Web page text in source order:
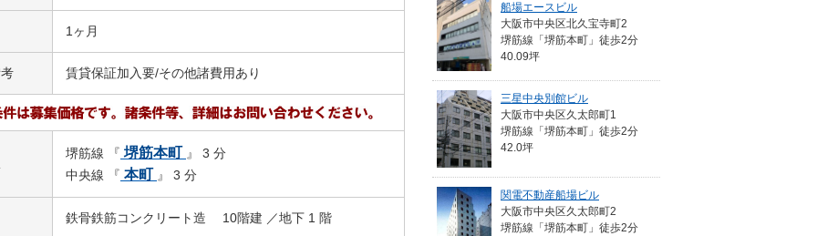
1ヶ月
賃貸保証加入要/その他諸費用あり
堺筋線 『 堺筋本町 』 3 分
中央線 『 本町 』 3 分
鉄骨鉄筋コンクリート造 10階建 ／地下 1 階
船場エースビル
大阪市中央区北久宝寺町2
堺筋線「堺筋本町」徒歩2分
40.09坪
三星中央別館ビル
大阪市中央区久太郎町1
堺筋線「堺筋本町」徒歩2分
42.0坪
関電不動産船場ビル
大阪市中央区久太郎町2
堺筋線「堺筋本町」徒歩2分